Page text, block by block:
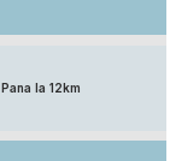
Pana la 12km